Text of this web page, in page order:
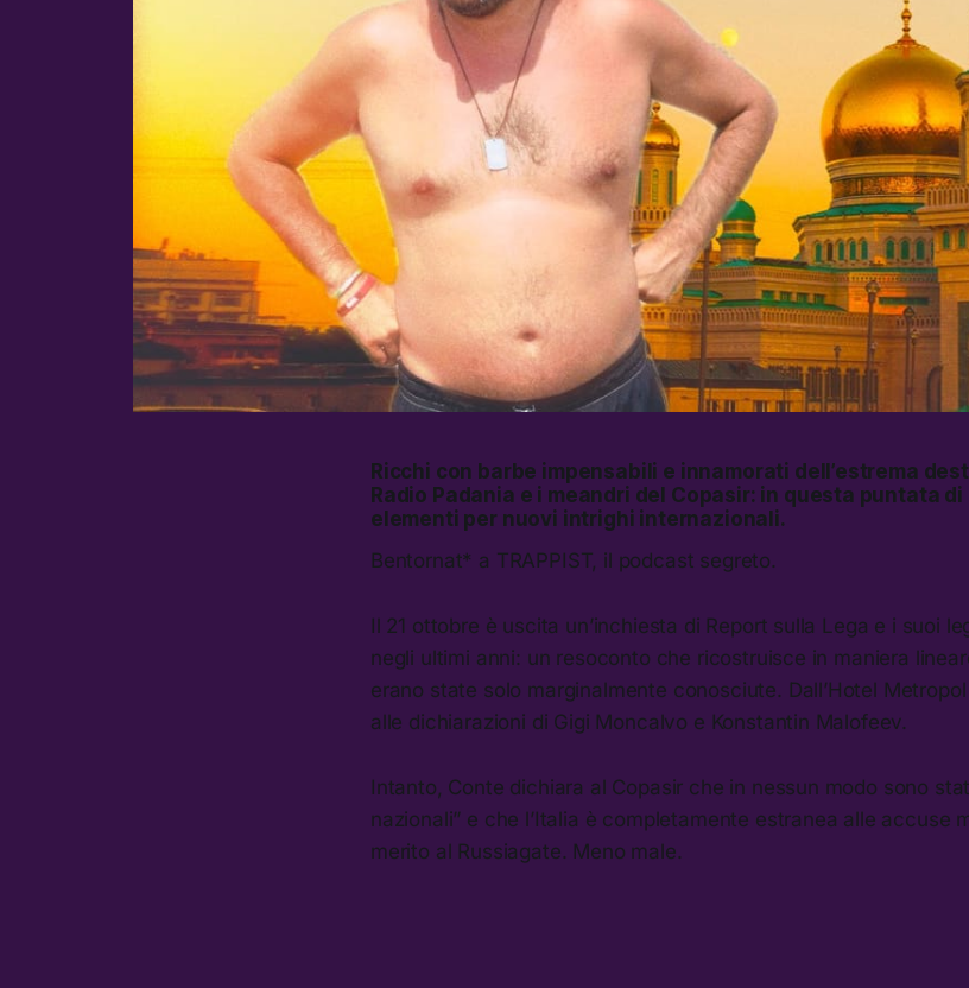
Ricchi con barbe impensabili e innamorati dell’estrema
Radio Padania e i meandri del Copasir: in questa puntata
elementi per nuovi intrighi internazionali.
Bentornat* a TRAPPIST, il podcast segreto.
Il 21 ottobre è uscita un’inchiesta di Report sulla Lega e i suoi
negli ultimi anni: un resoconto che ricostruisce in maniera
erano state solo marginalmente conosciute. Dall’Hotel
alle dichiarazioni di Gigi Moncalvo e Konstantin Malofeev.
Intanto, Conte dichiara al Copasir che in nessun modo sono
nazionali” e che l’Italia è completamente estranea alle accuse
merito al Russiagate. Meno male.